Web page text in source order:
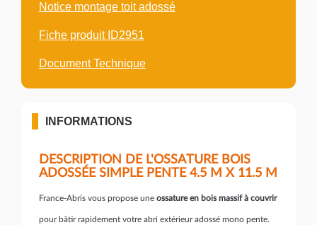
Notice montage toit adossé
Fiche produit ID2951
Document Technique
INFORMATIONS
DESCRIPTION DE L'OSSATURE BOIS
ADOSSÉE SIMPLE PENTE 4.5 M X 11.5 M
France-Abris vous propose une ossature en bois massif à couvrir
pour bâtir rapidement votre abri extérieur adossé mono pente.